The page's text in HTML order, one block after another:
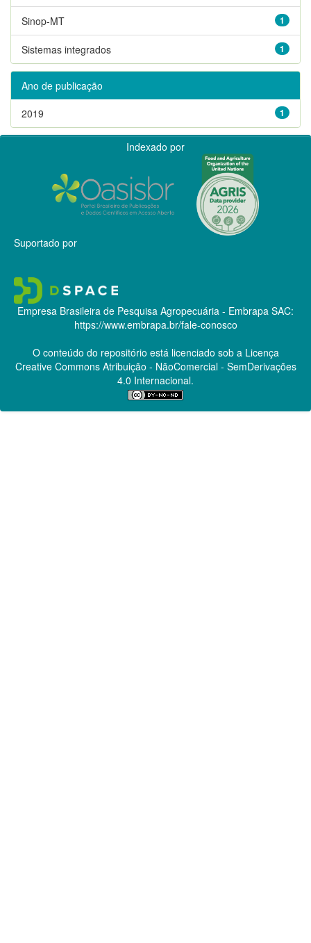
1
Sinop-MT
1
Sistemas integrados
Ano de publicação
1
2019
Indexado por
Suportado por
Empresa Brasileira de Pesquisa Agropecuária - Embrapa SAC:
https://www.embrapa.br/fale-conosco
O conteúdo do repositório está licenciado sob a Licença
Creative CommonsAtribuição - NãoComercial - SemDerivações
4.0 Internacional.